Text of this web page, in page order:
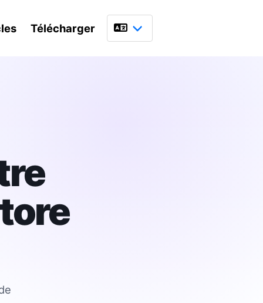
Télécharger
Langue